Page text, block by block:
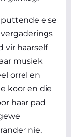
eise
vergaderings
vir haarself
musiek
orrel en
koor en die
haar pad
nie,